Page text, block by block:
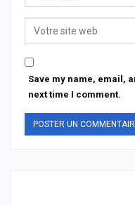
Save my name, email,
next time I comment.